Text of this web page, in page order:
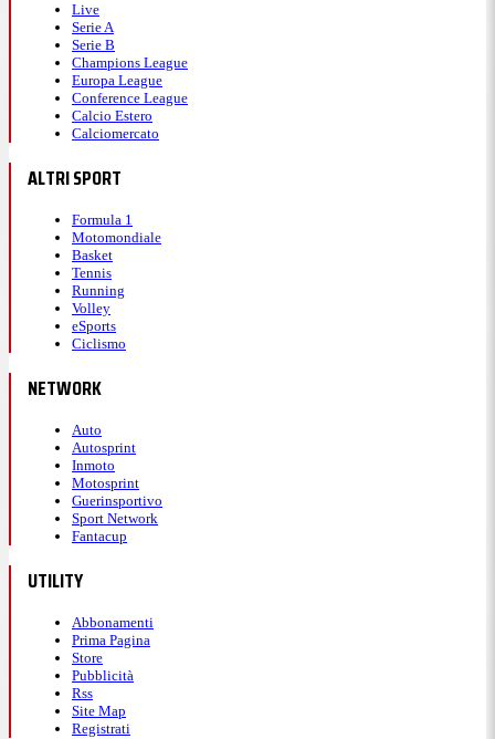
Live
Serie A
Serie B
Champions League
Europa League
Conference League
Calcio Estero
Calciomercato
ALTRI SPORT
Formula 1
Motomondiale
Basket
Tennis
Running
Volley
eSports
Ciclismo
NETWORK
Auto
Autosprint
Inmoto
Motosprint
Guerinsportivo
Sport Network
Fantacup
UTILITY
Abbonamenti
Prima Pagina
Store
Pubblicità
Rss
Site Map
Registrati